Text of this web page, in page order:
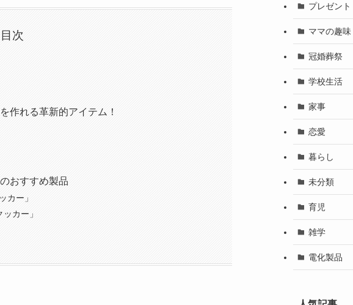
目次
作れる革新的アイテム！
おすすめ製品
カー」
カー」
プレゼント
ママの趣味
冠婚葬祭
学校生活
家事
恋愛
暮らし
未分類
育児
雑学
電化製品